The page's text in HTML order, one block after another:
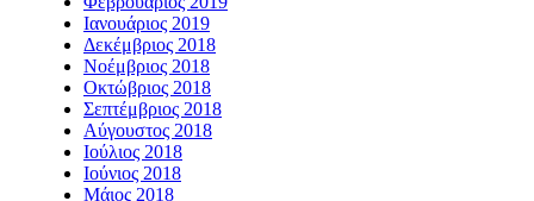
Ιανουάριος 2019
Δεκέμβριος 2018
Νοέμβριος 2018
Οκτώβριος 2018
Σεπτέμβριος 2018
Αύγουστος 2018
Ιούλιος 2018
Ιούνιος 2018
Μάιος 2018